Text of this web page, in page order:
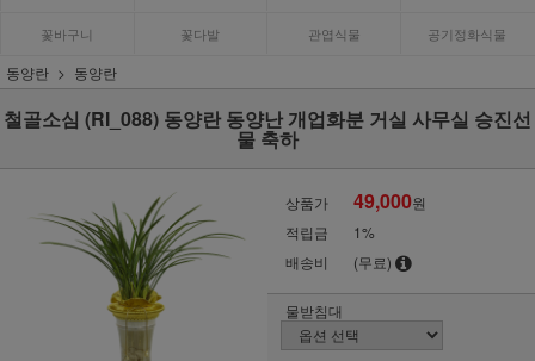
꽃바구니 꽃다발 관엽식물 공기정화식물
동양란 동양란
철골소심 (RI_088) 동양란 동양난 개업화분 거실 사무실 승진선
물 축하
상품가 49,000원
적립금
1%
배송비
(무료)
물받침대